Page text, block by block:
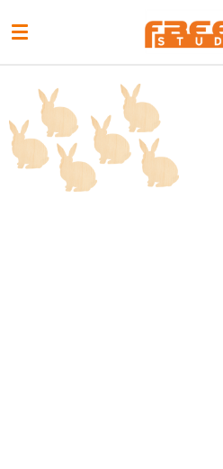
direct
hoofdinhoud